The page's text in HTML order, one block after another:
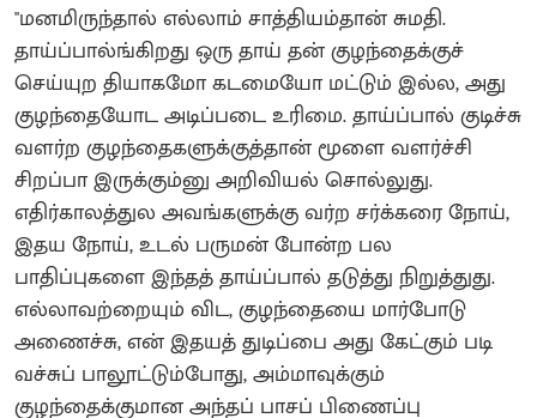
​"மனமிருந்தால் எல்லாம் சாத்தியம்தான் சுமதி.
தாய்ப்பால்ங்கிறது ஒரு தாய் தன் குழந்தைக்குச்
செய்யுற தியாகமோ கடமையோ மட்டும் இல்ல, அது
குழந்தையோட அடிப்படை உரிமை. தாய்ப்பால் குடிச்சு
வளர்ற குழந்தைகளுக்குத்தான் மூளை வளர்ச்சி
சிறப்பா இருக்கும்னு அறிவியல் சொல்லுது.
எதிர்காலத்துல அவங்களுக்கு வர்ற சர்க்கரை நோய்,
இதய நோய், உடல் பருமன் போன்ற பல
பாதிப்புகளை இந்தத் தாய்ப்பால் தடுத்து நிறுத்துது.
எல்லாவற்றையும் விட, குழந்தையை மார்போடு
அணைச்சு, என் இதயத் துடிப்பை அது கேட்கும் படி
வச்சுப் பாலூட்டும்போது, அம்மாவுக்கும்
குழந்தைக்குமான அந்தப் பாசப் பிணைப்பு